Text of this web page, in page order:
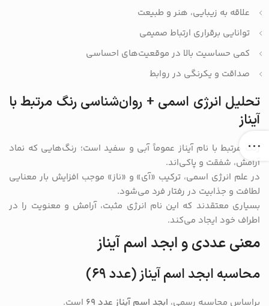
علاقه به زیبایی، هنر و طبیعت
توانایی برقراری ارتباط صمیمی
کمی حساسیت بالا در موقعیت‌های احساسی
صداقت و یکرنگی در روابط
تحلیل انرژی اسمی + روان‌شناسی رنگ مرتبط با
آیناز
رنگ مرتبط با نام آیناز عموماً آبی و سفید است؛ رنگ‌هایی که نماد
آرامش، شفقت و پاکی‌اند.
در علم انرژی اسمی، ترکیب «آی» و «ناز» موجب افزایش بار معنایی
لطافت و جذابیت در رفتار فرد می‌شود.
بسیاری معتقدند که این نام انرژی مثبت، آرامش و معنویت را در
اطراف خود ایجاد می‌کند.
معنی عددی و ابجد اسم آیناز
محاسبه ابجد اسم آیناز (عدد ۶۹)
براساس محاسبه رسمی، ابجد اسم آیناز عدد ۶۹ است.